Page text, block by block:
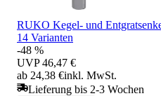
RUKO Kegel- und
14 Varianten
-48 %
UVP 46,47 €
ab 24,38 €inkl. MwSt.
Lieferung bis 2-3 Wochen